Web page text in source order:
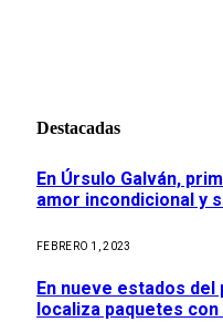
Destacadas
En Úrsulo Galván,
amor incondicional y
FEBRERO 1, 2023
En nueve estados del
localiza paquetes